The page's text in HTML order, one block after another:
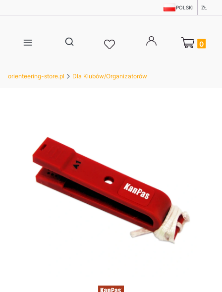
POLSKI ZŁ
Otwórz wyszukiwarkę
Produkty w
orienteering-store.pl Dla Klubów/Organizatorów